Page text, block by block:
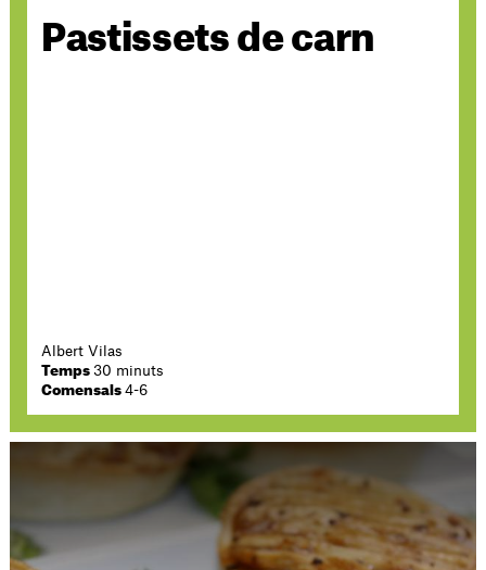
Pastissets de carn
Albert Vilas
Temps 30 minuts
Comensals4-6